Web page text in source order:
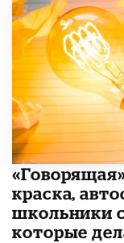
краска,
школьники
которые